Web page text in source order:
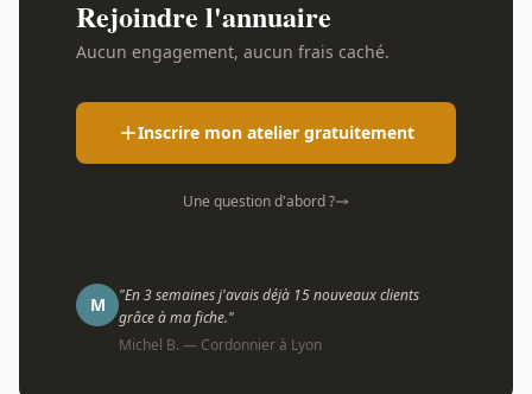
Rejoindre l'annuaire
Aucun engagement, aucun frais caché.
Inscrire mon atelier gratuitement
Une question d'abord ?
M
"En 3 semaines j'avais déjà 15 nouveaux clients
grâce à ma fiche."
Michel B. — Cordonnier à Lyon